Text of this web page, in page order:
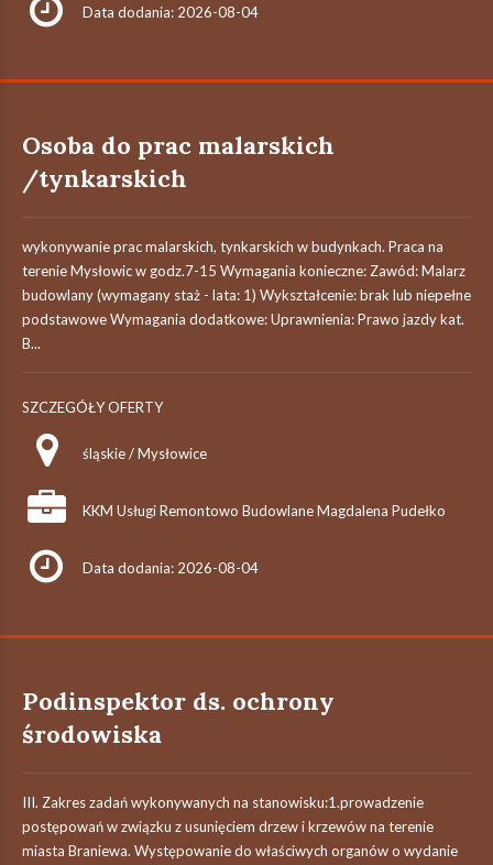
Data dodania: 2026-08-04
Osoba do prac malarskich
/tynkarskich
wykonywanie prac malarskich, tynkarskich w budynkach. Praca na
terenie Mysłowic w godz.7-15 Wymagania konieczne: Zawód: Malarz
budowlany (wymagany staż - lata: 1) Wykształcenie: brak lub niepełne
podstawowe Wymagania dodatkowe: Uprawnienia: Prawo jazdy kat.
B...
SZCZEGÓŁY OFERTY
śląskie / Mysłowice
KKM Usługi Remontowo Budowlane Magdalena Pudełko
Data dodania: 2026-08-04
Podinspektor ds. ochrony
środowiska
III. Zakres zadań wykonywanych na stanowisku:1.prowadzenie
postępowań w związku z usunięciem drzew i krzewów na terenie
miasta Braniewa. Występowanie do właściwych organów o wydanie